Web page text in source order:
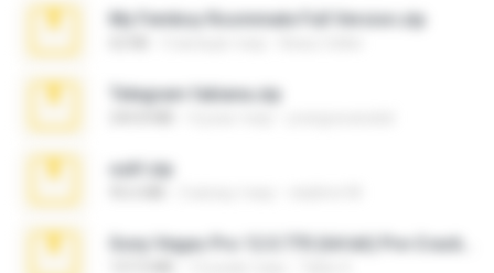
My Femboy Roommate Full Version.zip
Telegram fabiana.zip
ouh!.zip